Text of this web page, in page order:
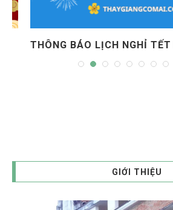
THÔNG BÁO LỊCH NGHỈ TẾT
GIỚI THIỆU